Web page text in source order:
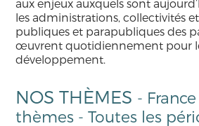
aux enjeux auxquels sont
les administrations, collectivités
publiques et parapubliques des
œuvrent quotidiennement pour
développement.
NOS THÈMES - France
thèmes -Toutes les